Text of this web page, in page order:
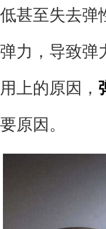
低甚至失去弹
弹力，导致弹
用上的原因，
要原因。